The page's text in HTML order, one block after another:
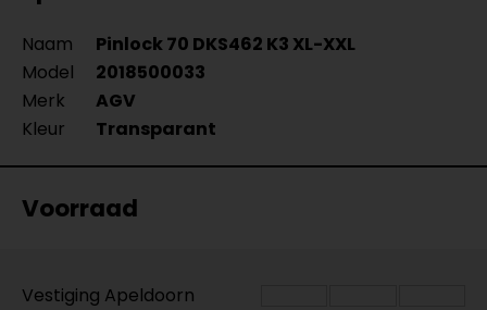
Naam
Pinlock 70 DKS462 K3 XL-XXL
Model
2018500033
Merk
AGV
Kleur
Transparant
Voorraad
Vestiging Apeldoorn